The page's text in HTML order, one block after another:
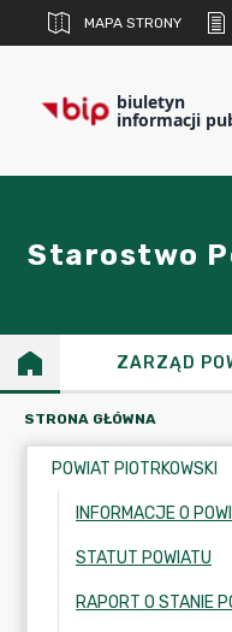
MAPA STRONY
biuletyn
informacji
Starostwo
ZARZĄD
STRONA GŁÓWNA
POWIAT PIOTRKOWSKI
INFORMACJE O
STATUT POWIATU
RAPORT O STANIE